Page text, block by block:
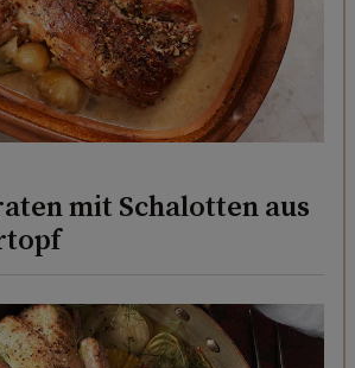
mit Schalotten aus